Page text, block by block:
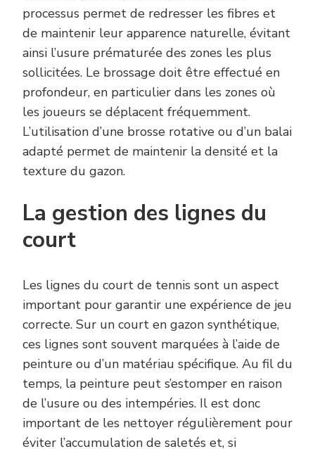
processus permet de redresser les fibres et
de maintenir leur apparence naturelle, évitant
ainsi l’usure prématurée des zones les plus
sollicitées. Le brossage doit être effectué en
profondeur, en particulier dans les zones où
les joueurs se déplacent fréquemment.
L’utilisation d’une brosse rotative ou d’un balai
adapté permet de maintenir la densité et la
texture du gazon.
La gestion des lignes du
court
Les lignes du court de tennis sont un aspect
important pour garantir une expérience de jeu
correcte. Sur un court en gazon synthétique,
ces lignes sont souvent marquées à l’aide de
peinture ou d’un matériau spécifique. Au fil du
temps, la peinture peut s’estomper en raison
de l’usure ou des intempéries. Il est donc
important de les nettoyer régulièrement pour
éviter l’accumulation de saletés et, si